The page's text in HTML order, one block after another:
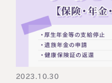
2023.10.30